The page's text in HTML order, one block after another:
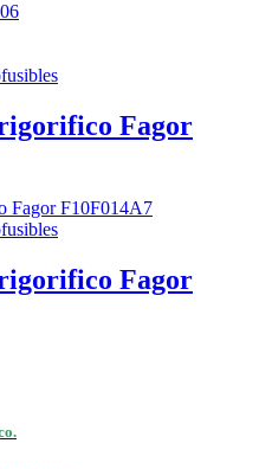
Fagor
Fagor